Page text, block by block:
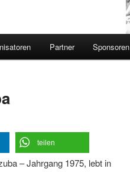
Partner Sponsoren
teilen
– Jahrgang 1975, lebt in